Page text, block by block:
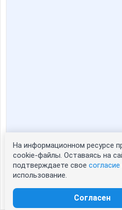
Статистика портрета:
сейчас просматривают портрет - 0
зарегистрированные пользователи
На информационном ресурсе
cookie-файлы. Оставаясь на
подтверждаете свое согласие
использование.
Согласен